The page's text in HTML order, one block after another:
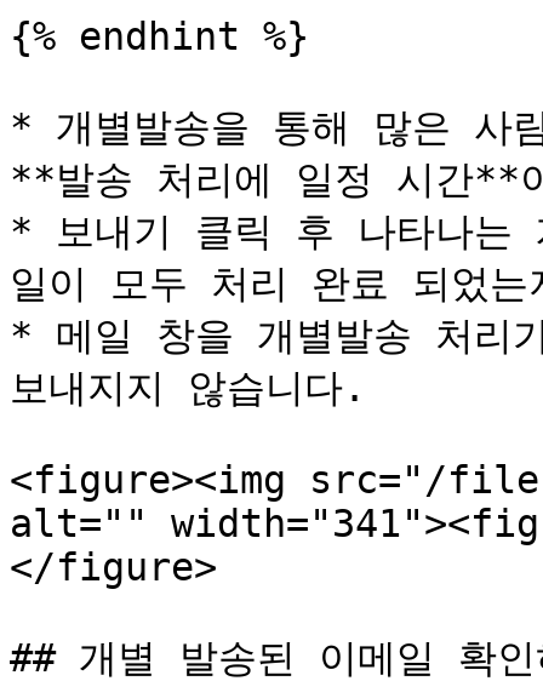
{% endhint %}
* 개별발송을 통해 많은 사
**발송 처리에 일정 시간**
* 보내기 클릭 후 나타나는
일이 모두 처리 완료 되었
* 메일 창을 개별발송 처리
보내지지 않습니다.
<figure><img src="/files/
alt=""
</figure>
## 개별 발송된 이메일 확인